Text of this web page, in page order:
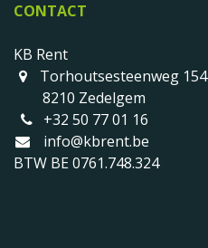
CONTACT
KB Rent
Torhoutsesteenweg 154
8210 Zedelgem
+32 50 77 01 16
info@kbrent.be
BTW BE 0761.748.324